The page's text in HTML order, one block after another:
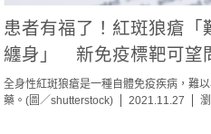
患者有福了！紅斑狼瘡
纏身」 新免疫標靶可望
全身性紅斑狼瘡是一種自體免疫疾病，難
藥。(圖／shutterstock)
2021.11.27